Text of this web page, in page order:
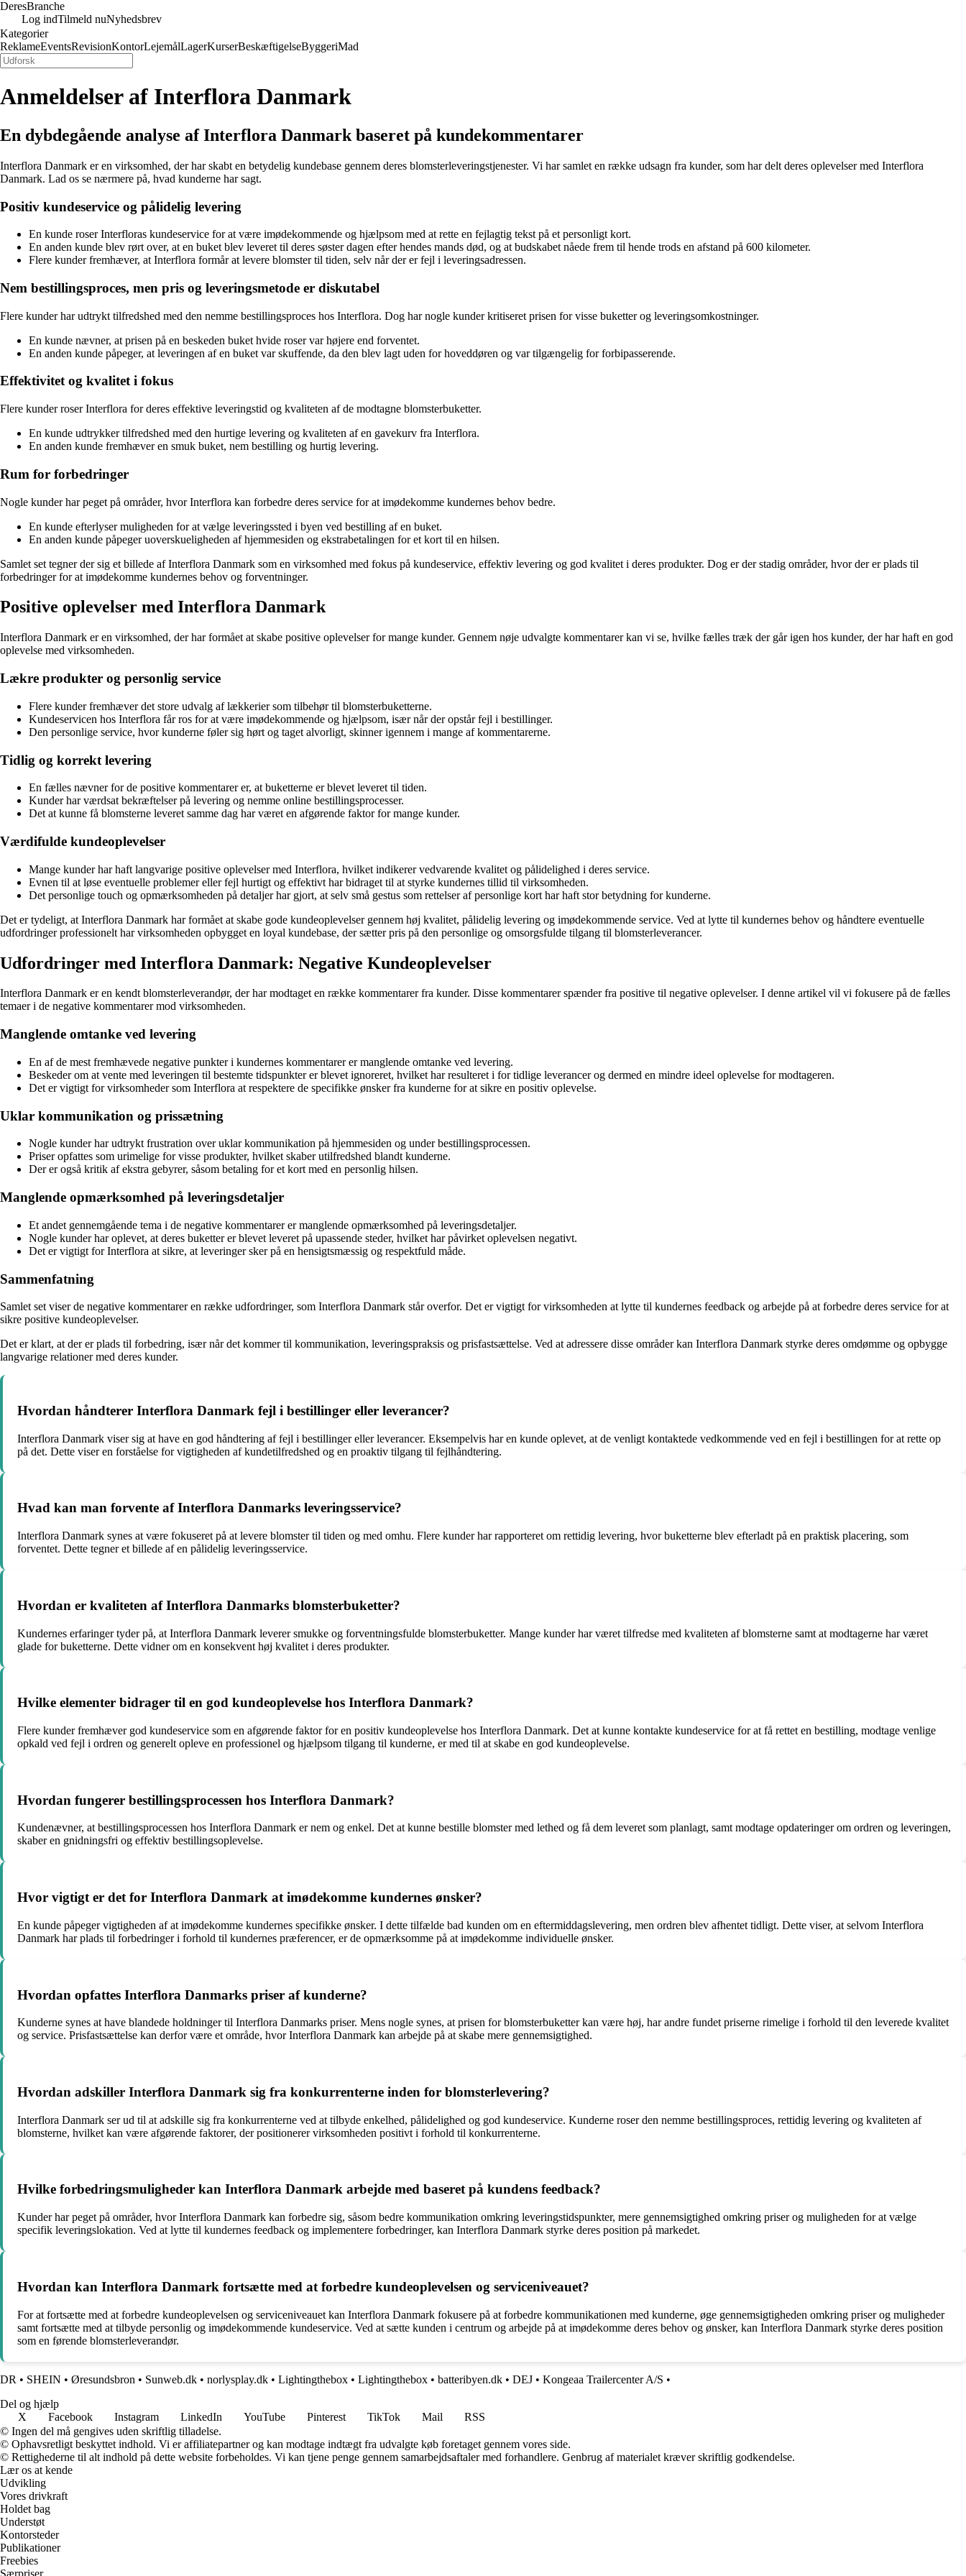
DeresBranche
Log indTilmeld nuNyhedsbrev
Kategorier
ReklameEventsRevisionKontorLejemålLagerKurserBeskæftigelseByggeriMad
Anmeldelser af Interflora Danmark
En dybdegående analyse af Interflora Danmark baseret på kundekommentarer
Interflora Danmark er en virksomhed, der har skabt en betydelig kundebase gennem deres blomsterleveringstjenester. Vi har samlet en række udsagn fra kunder, som har delt deres oplevelser med Interflora
Danmark. Lad os se nærmere på, hvad kunderne har sagt.
Positiv kundeservice og pålidelig levering
En kunde roser Interfloras kundeservice for at være imødekommende og hjælpsom med at rette en fejlagtig tekst på et personligt kort.
En anden kunde blev rørt over, at en buket blev leveret til deres søster dagen efter hendes mands død, og at budskabet nåede frem til hende trods en afstand på 600 kilometer.
Flere kunder fremhæver, at Interflora formår at levere blomster til tiden, selv når der er fejl i leveringsadressen.
Nem bestillingsproces, men pris og leveringsmetode er diskutabel
Flere kunder har udtrykt tilfredshed med den nemme bestillingsproces hos Interflora. Dog har nogle kunder kritiseret prisen for visse buketter og leveringsomkostninger.
En kunde nævner, at prisen på en beskeden buket hvide roser var højere end forventet.
En anden kunde påpeger, at leveringen af en buket var skuffende, da den blev lagt uden for hoveddøren og var tilgængelig for forbipasserende.
Effektivitet og kvalitet i fokus
Flere kunder roser Interflora for deres effektive leveringstid og kvaliteten af de modtagne blomsterbuketter.
En kunde udtrykker tilfredshed med den hurtige levering og kvaliteten af en gavekurv fra Interflora.
En anden kunde fremhæver en smuk buket, nem bestilling og hurtig levering.
Rum for forbedringer
Nogle kunder har peget på områder, hvor Interflora kan forbedre deres service for at imødekomme kundernes behov bedre.
En kunde efterlyser muligheden for at vælge leveringssted i byen ved bestilling af en buket.
En anden kunde påpeger uoverskueligheden af hjemmesiden og ekstrabetalingen for et kort til en hilsen.
Samlet set tegner der sig et billede af Interflora Danmark som en virksomhed med fokus på kundeservice, effektiv levering og god kvalitet i deres produkter. Dog er der stadig områder, hvor der er plads til
forbedringer for at imødekomme kundernes behov og forventninger.
Positive oplevelser med Interflora Danmark
Interflora Danmark er en virksomhed, der har formået at skabe positive oplevelser for mange kunder. Gennem nøje udvalgte kommentarer kan vi se, hvilke fælles træk der går igen hos kunder, der har haft en god
oplevelse med virksomheden.
Lækre produkter og personlig service
Flere kunder fremhæver det store udvalg af lækkerier som tilbehør til blomsterbuketterne.
Kundeservicen hos Interflora får ros for at være imødekommende og hjælpsom, især når der opstår fejl i bestillinger.
Den personlige service, hvor kunderne føler sig hørt og taget alvorligt, skinner igennem i mange af kommentarerne.
Tidlig og korrekt levering
En fælles nævner for de positive kommentarer er, at buketterne er blevet leveret til tiden.
Kunder har værdsat bekræftelser på levering og nemme online bestillingsprocesser.
Det at kunne få blomsterne leveret samme dag har været en afgørende faktor for mange kunder.
Værdifulde kundeoplevelser
Mange kunder har haft langvarige positive oplevelser med Interflora, hvilket indikerer vedvarende kvalitet og pålidelighed i deres service.
Evnen til at løse eventuelle problemer eller fejl hurtigt og effektivt har bidraget til at styrke kundernes tillid til virksomheden.
Det personlige touch og opmærksomheden på detaljer har gjort, at selv små gestus som rettelser af personlige kort har haft stor betydning for kunderne.
Det er tydeligt, at Interflora Danmark har formået at skabe gode kundeoplevelser gennem høj kvalitet, pålidelig levering og imødekommende service. Ved at lytte til kundernes behov og håndtere eventuelle
udfordringer professionelt har virksomheden opbygget en loyal kundebase, der sætter pris på den personlige og omsorgsfulde tilgang til blomsterleverancer.
Udfordringer med Interflora Danmark: Negative Kundeoplevelser
Interflora Danmark er en kendt blomsterleverandør, der har modtaget en række kommentarer fra kunder. Disse kommentarer spænder fra positive til negative oplevelser. I denne artikel vil vi fokusere på de fælles
temaer i de negative kommentarer mod virksomheden.
Manglende omtanke ved levering
En af de mest fremhævede negative punkter i kundernes kommentarer er manglende omtanke ved levering.
Beskeder om at vente med leveringen til bestemte tidspunkter er blevet ignoreret, hvilket har resulteret i for tidlige leverancer og dermed en mindre ideel oplevelse for modtageren.
Det er vigtigt for virksomheder som Interflora at respektere de specifikke ønsker fra kunderne for at sikre en positiv oplevelse.
Uklar kommunikation og prissætning
Nogle kunder har udtrykt frustration over uklar kommunikation på hjemmesiden og under bestillingsprocessen.
Priser opfattes som urimelige for visse produkter, hvilket skaber utilfredshed blandt kunderne.
Der er også kritik af ekstra gebyrer, såsom betaling for et kort med en personlig hilsen.
Manglende opmærksomhed på leveringsdetaljer
Et andet gennemgående tema i de negative kommentarer er manglende opmærksomhed på leveringsdetaljer.
Nogle kunder har oplevet, at deres buketter er blevet leveret på upassende steder, hvilket har påvirket oplevelsen negativt.
Det er vigtigt for Interflora at sikre, at leveringer sker på en hensigtsmæssig og respektfuld måde.
Sammenfatning
Samlet set viser de negative kommentarer en række udfordringer, som Interflora Danmark står overfor. Det er vigtigt for virksomheden at lytte til kundernes feedback og arbejde på at forbedre deres service for at
sikre positive kundeoplevelser.
Det er klart, at der er plads til forbedring, især når det kommer til kommunikation, leveringspraksis og prisfastsættelse. Ved at adressere disse områder kan Interflora Danmark styrke deres omdømme og opbygge
langvarige relationer med deres kunder.
Hvordan håndterer Interflora Danmark fejl i bestillinger eller leverancer?
Interflora Danmark viser sig at have en god håndtering af fejl i bestillinger eller leverancer. Eksempelvis har en kunde oplevet, at de venligt kontaktede vedkommende ved en fejl i bestillingen for at rette op
på det. Dette viser en forståelse for vigtigheden af kundetilfredshed og en proaktiv tilgang til fejlhåndtering.
Hvad kan man forvente af Interflora Danmarks leveringsservice?
Interflora Danmark synes at være fokuseret på at levere blomster til tiden og med omhu. Flere kunder har rapporteret om rettidig levering, hvor buketterne blev efterladt på en praktisk placering, som
forventet. Dette tegner et billede af en pålidelig leveringsservice.
Hvordan er kvaliteten af Interflora Danmarks blomsterbuketter?
Kundernes erfaringer tyder på, at Interflora Danmark leverer smukke og forventningsfulde blomsterbuketter. Mange kunder har været tilfredse med kvaliteten af blomsterne samt at modtagerne har været
glade for buketterne. Dette vidner om en konsekvent høj kvalitet i deres produkter.
Hvilke elementer bidrager til en god kundeoplevelse hos Interflora Danmark?
Flere kunder fremhæver god kundeservice som en afgørende faktor for en positiv kundeoplevelse hos Interflora Danmark. Det at kunne kontakte kundeservice for at få rettet en bestilling, modtage venlige
opkald ved fejl i ordren og generelt opleve en professionel og hjælpsom tilgang til kunderne, er med til at skabe en god kundeoplevelse.
Hvordan fungerer bestillingsprocessen hos Interflora Danmark?
Kundenævner, at bestillingsprocessen hos Interflora Danmark er nem og enkel. Det at kunne bestille blomster med lethed og få dem leveret som planlagt, samt modtage opdateringer om ordren og leveringen,
skaber en gnidningsfri og effektiv bestillingsoplevelse.
Hvor vigtigt er det for Interflora Danmark at imødekomme kundernes ønsker?
En kunde påpeger vigtigheden af at imødekomme kundernes specifikke ønsker. I dette tilfælde bad kunden om en eftermiddagslevering, men ordren blev afhentet tidligt. Dette viser, at selvom Interflora
Danmark har plads til forbedringer i forhold til kundernes præferencer, er de opmærksomme på at imødekomme individuelle ønsker.
Hvordan opfattes Interflora Danmarks priser af kunderne?
Kunderne synes at have blandede holdninger til Interflora Danmarks priser. Mens nogle synes, at prisen for blomsterbuketter kan være høj, har andre fundet priserne rimelige i forhold til den leverede kvalitet
og service. Prisfastsættelse kan derfor være et område, hvor Interflora Danmark kan arbejde på at skabe mere gennemsigtighed.
Hvordan adskiller Interflora Danmark sig fra konkurrenterne inden for blomsterlevering?
Interflora Danmark ser ud til at adskille sig fra konkurrenterne ved at tilbyde enkelhed, pålidelighed og god kundeservice. Kunderne roser den nemme bestillingsproces, rettidig levering og kvaliteten af
blomsterne, hvilket kan være afgørende faktorer, der positionerer virksomheden positivt i forhold til konkurrenterne.
Hvilke forbedringsmuligheder kan Interflora Danmark arbejde med baseret på kundens feedback?
Kunder har peget på områder, hvor Interflora Danmark kan forbedre sig, såsom bedre kommunikation omkring leveringstidspunkter, mere gennemsigtighed omkring priser og muligheden for at vælge
specifik leveringslokation. Ved at lytte til kundernes feedback og implementere forbedringer, kan Interflora Danmark styrke deres position på markedet.
Hvordan kan Interflora Danmark fortsætte med at forbedre kundeoplevelsen og serviceniveauet?
For at fortsætte med at forbedre kundeoplevelsen og serviceniveauet kan Interflora Danmark fokusere på at forbedre kommunikationen med kunderne, øge gennemsigtigheden omkring priser og muligheder
samt fortsætte med at tilbyde personlig og imødekommende kundeservice. Ved at sætte kunden i centrum og arbejde på at imødekomme deres behov og ønsker, kan Interflora Danmark styrke deres position
som en førende blomsterleverandør.
DR • SHEIN • Øresundsbron • Sunweb.dk • norlysplay.dk • Lightingthebox • Lightingthebox • batteribyen.dk • DEJ • Kongeaa Trailercenter A/S •
Del og hjælp
X
Facebook Instagram LinkedIn YouTube Pinterest TikTok Mail
RSS
© Ingen del må gengives uden skriftlig tilladelse.
© Ophavsretligt beskyttet indhold. Vi er affiliatepartner og kan modtage indtægt fra udvalgte køb foretaget gennem vores side.
© Rettighederne til alt indhold på dette website forbeholdes. Vi kan tjene penge gennem samarbejdsaftaler med forhandlere. Genbrug af materialet kræver skriftlig godkendelse.
Lær os at kende
Udvikling
Vores drivkraft
Holdet bag
Understøt
Kontorsteder
Publikationer
Freebies
Særpriser